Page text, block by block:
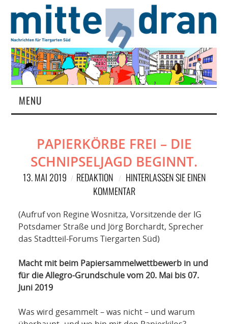
MENU
MAGAZIN
ÜBER UNS
NETZWERK
KONTAKT
PAPIERKÖRBE FREI – DIE
SCHNIPSELJAGD BEGINNT.
13. MAI 2019 REDAKTION
HINTERLASSEN SIE EINEN
KOMMENTAR
(Aufruf von Regine Wosnitza, Vorsitzende der IG
Potsdamer Straße und Jörg Borchardt, Sprecher
das Stadtteil-Forums Tiergarten Süd)
Macht mit beim Papiersammelwettbewerb in und
für die Allegro-Grundschule vom 20. Mai bis 07.
Juni2019
Was wird gesammelt – was nicht – und warum